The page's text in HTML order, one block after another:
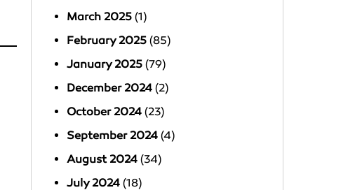
March 2025 (1)
February 2025 (85)
January 2025 (79)
December 2024 (2)
October 2024 (23)
September 2024 (4)
August 2024 (34)
July 2024 (18)